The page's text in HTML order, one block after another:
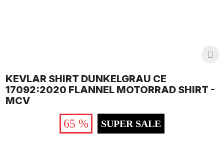
KEVLAR SHIRT DUNKELGRAU CE
17092:2020 FLANNEL MOTORRAD SHIRT -
MCV
65 % SUPER SALE